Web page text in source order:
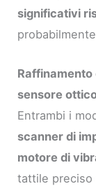
significativi
Raffinamento
sensore
Entrambi i
scanner di
motore di
tattile preciso